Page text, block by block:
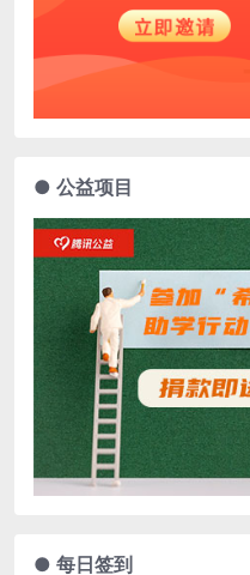
● 公益项目
● 每日签到